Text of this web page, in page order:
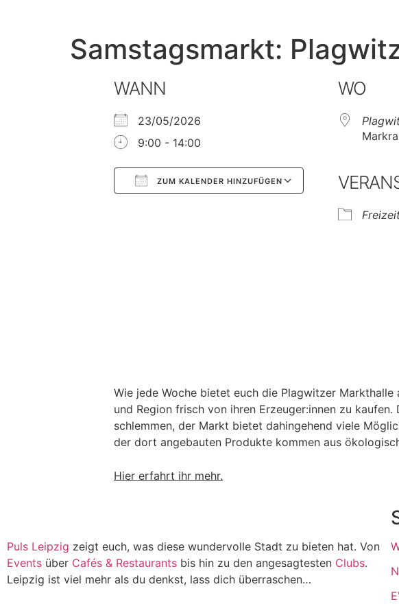
Samstagsmarkt:
WANN
23/05/2026
9:00 - 14:00
ZUM KALENDER HINZUFÜGEN
WO
Wie jede Woche bietet euch die Plagwitzer
und Region frisch von ihren Erzeuger:innen zu
schlemmen, der Markt bietet dahingehend viele
der dort angebauten Produkte kommen aus
Hier erfahrt ihr mehr.
Puls Leipzig zeigt euch, was diese wundervolle Stadt zu bieten hat. Von
Events über Cafés & Restaurants bis hin zu den angesagtesten Clubs.
Leipzig ist viel mehr als du denkst, lass dich überraschen…